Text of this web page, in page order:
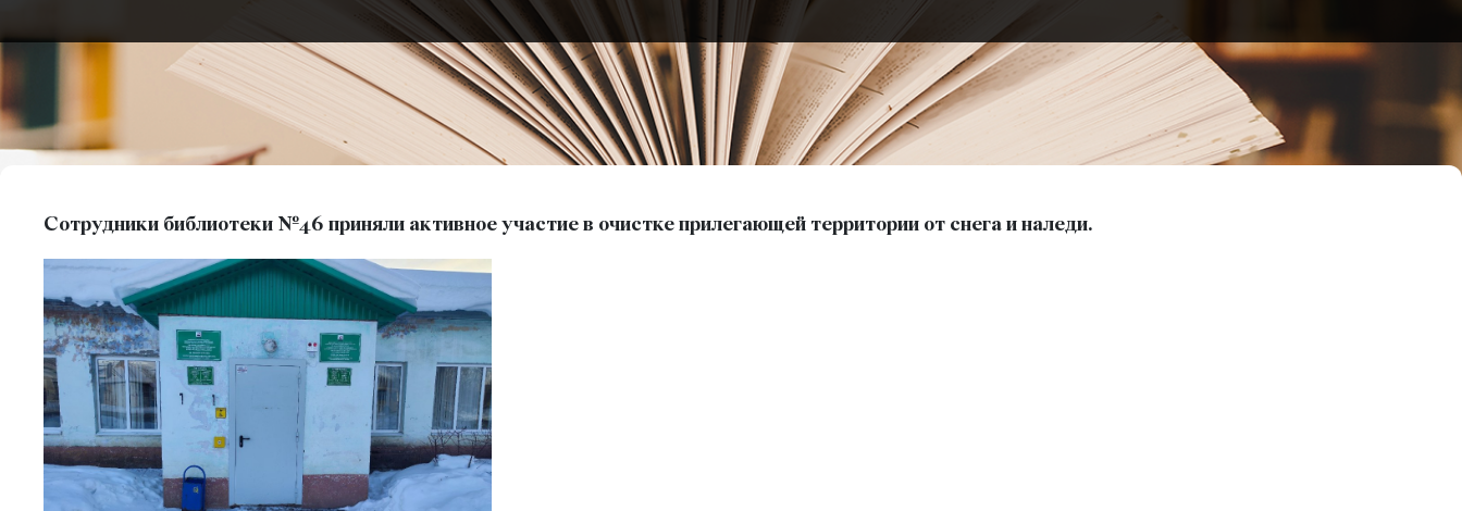
Сотрудники библиотеки №46 приняли активное участие в очистке прилегающей территории от снега и наледи.